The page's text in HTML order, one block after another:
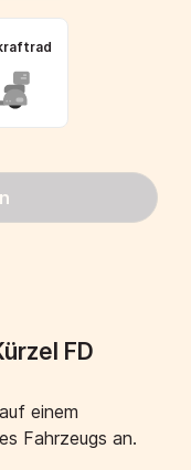
FD
einem
Fahrzeugs an.